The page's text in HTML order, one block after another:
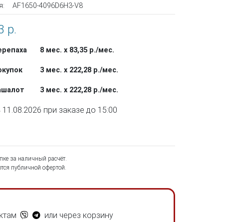
AF1650-4096D6H3-V8
р.
8 мес. х 83,35 р./мес.
3 мес. х 222,28 р./мес.
3 мес. х 222,28 р./мес.
при заказе до 15:00
за наличный расчёт.
публичной офертой.
или через корзину